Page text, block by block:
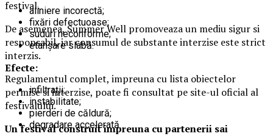
aliniere incorectă;
fixări defectuoase;
suduri neconforme;
etanșare slabă.
Efecte:
infiltrații;
instabilitate;
pierderi de căldură;
degradare accelerată.
festival.
De asemenea, Summer Well promoveaza un mediu sigur si
responsabil, iar consumul de substante interzise este strict
interzis.
Regulamentul complet, impreuna cu lista obiectelor
permise si interzise, poate fi consultat pe site-ul oficial al
festivalului.
Un festival construitimpreuna cu partenerii sai